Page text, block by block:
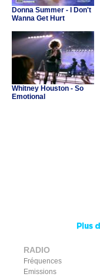
Donna Summer - I Don't
Wanna Get Hurt
Whitney Houston - So
Emotional
RADIO
Fréquences
Emissions